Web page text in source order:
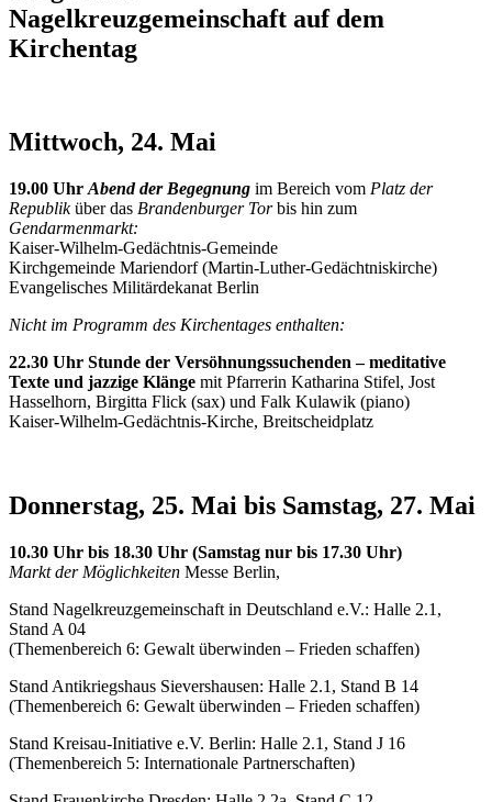
Nagelkreuzgemeinschaft auf dem
Kirchentag
Mittwoch, 24. Mai
19.00 Uhr Abend der Begegnung im Bereich vom Platz der
Republiküber das Brandenburger Torbis hin zum
Gendarmenmarkt:
Kaiser-Wilhelm-Gedächtnis-Gemeinde
Kirchgemeinde Mariendorf (Martin-Luther-Gedächtniskirche)
Evangelisches Militärdekanat Berlin
Nicht im Programm des Kirchentages enthalten:
22.30 Uhr Stunde der Versöhnungssuchenden – meditative
Texte und jazzige Klänge mit Pfarrerin Katharina Stifel, Jost
Hasselhorn, Birgitta Flick (sax) und Falk Kulawik (piano)
Kaiser-Wilhelm-Gedächtnis-Kirche, Breitscheidplatz
Donnerstag, 25. Mai bis Samstag, 27. Mai
10.30 Uhr bis 18.30 Uhr (Samstag nur bis 17.30 Uhr)
Markt der Möglichkeiten Messe Berlin,
Stand Nagelkreuzgemeinschaft in Deutschland e.V.: Halle 2.1,
Stand A 04
(Themenbereich 6: Gewalt überwinden – Frieden schaffen)
Stand Antikriegshaus Sievershausen: Halle 2.1, Stand B 14
(Themenbereich 6: Gewalt überwinden – Frieden schaffen)
Stand Kreisau-Initiative e.V. Berlin: Halle 2.1, Stand J 16
(Themenbereich 5: Internationale Partnerschaften)